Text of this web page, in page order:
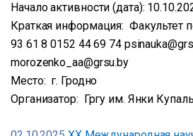
Начало активности (дата):
Краткая информация: Факультет
93 61 8 0152 44 69 74
morozenko_aa@grsu.by
Место: г. Гродно
Организатор: Гргу им. Янки